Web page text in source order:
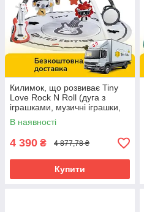
Килимок, що розвиває Tiny
Love Rock N Roll (дуга з
іграшками, музичні іграшки,
дзеркальце)
В наявності
4 390 ₴ 4 877,78 ₴
Купити